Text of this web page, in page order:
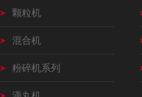
颗粒机
混合机
粉碎机系列